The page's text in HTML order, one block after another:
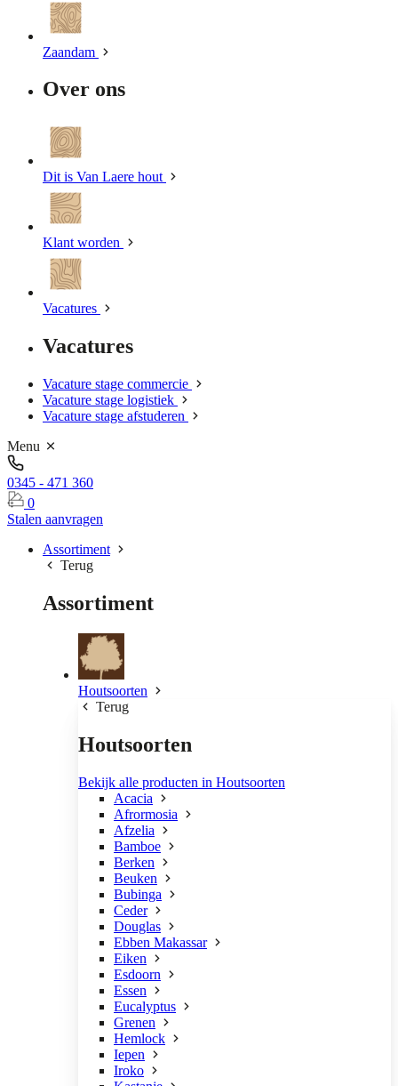
Zaandam
Over ons
Dit is Van Laere hout
Klant worden
Vacatures
Vacatures
Vacature stage commercie
Vacature stage logistiek
Vacature stage afstuderen
Menu
0345 - 471 360
0
Stalen aanvragen
Assortiment
Terug
Assortiment
Houtsoorten
Terug
Houtsoorten
Bekijk alle producten in Houtsoorten
Acacia
Afrormosia
Afzelia
Bamboe
Berken
Beuken
Bubinga
Ceder
Douglas
Ebben Makassar
Eiken
Esdoorn
Essen
Eucalyptus
Grenen
Hemlock
Iepen
Iroko